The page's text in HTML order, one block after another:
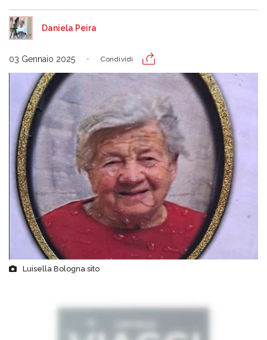
Daniela Peira
03 Gennaio 2025 Condividi
Luisella Bologna sito